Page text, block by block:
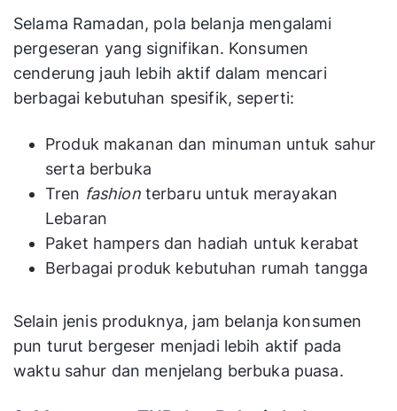
Selama Ramadan, pola belanja mengalami
pergeseran yang signifikan. Konsumen
cenderung jauh lebih aktif dalam mencari
berbagai kebutuhan spesifik, seperti:
Produk makanan dan minuman untuk sahur
serta berbuka
Tren fashionterbaru untuk merayakan
Lebaran
Paket hampers dan hadiah untuk kerabat
Berbagai produk kebutuhan rumah tangga
Selain jenis produknya, jam belanja konsumen
pun turut bergeser menjadi lebih aktif pada
waktu sahur dan menjelang berbuka puasa.